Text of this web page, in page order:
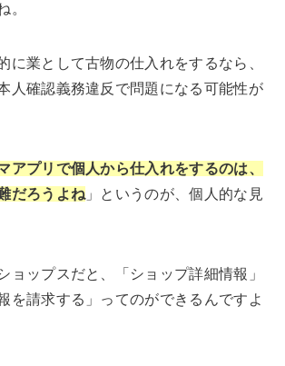
。
に業として古物の仕入れをするなら、
人確認義務違反で問題になる可能性が
アプリで個人から仕入れをするのは、
だろうよね」というのが、個人的な見
ョップスだと、「ショップ詳細情報」
を請求する」ってのができるんですよ